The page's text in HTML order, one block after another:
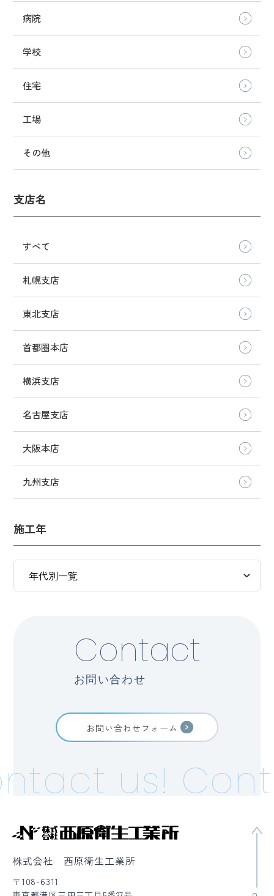
病院
学校
住宅
工場
その他
支店名
すべて
札幌支店
東北支店
首都圏本店
横浜支店
名古屋支店
大阪本店
九州支店
施工年
Contact
お問い合わせ
お問い合わせフォーム
us!
株式会社 西原衛生工業所
〒108-6311